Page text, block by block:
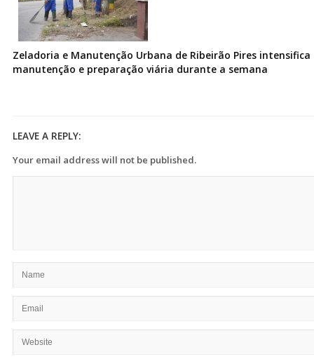
Zeladoria e Manutenção Urbana de Ribeirão Pires intensifica
manutenção e preparação viária durante a semana
LEAVE A REPLY:
Your email address will not be published.